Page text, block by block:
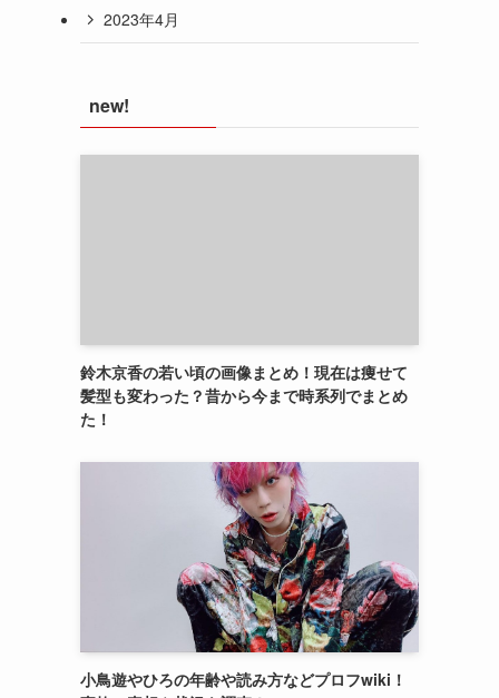
2023年4月
new!
鈴木京香の若い頃の画像まとめ！現在は痩せて
髪型も変わった？昔から今まで時系列でまとめ
た！
小鳥遊やひろの年齢や読み方などプロフwiki！